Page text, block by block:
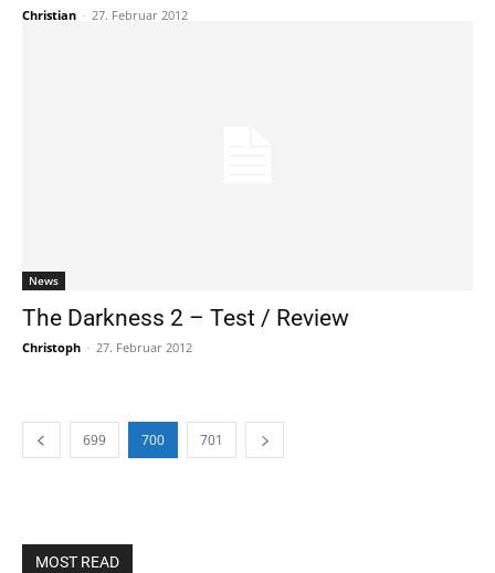
Christian - 27. Februar 2012
News
The Darkness 2 – Test / Review
Christoph - 27. Februar 2012
699 700 701
MOST READ